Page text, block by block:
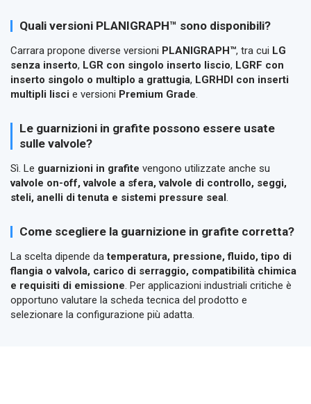
Quali versioni PLANIGRAPH™ sono disponibili?
Carrara propone diverse versioni PLANIGRAPH™, tra cui LG
senza inserto, LGR con singolo inserto liscio, LGRF con
inserto singolo o multiplo a grattugia, LGRHDI con inserti
multipli lisci e versioni Premium Grade.
Le guarnizioni in grafite possono essere usate
sulle valvole?
Sì. Le guarnizioni in grafite vengono utilizzate anche su
valvole on-off, valvole a sfera, valvole di controllo, seggi,
steli, anelli di tenuta e sistemi pressure seal .
Come scegliere la guarnizione in grafite corretta?
La scelta dipende datemperatura, pressione, fluido, tipo di
flangia o valvola, carico di serraggio, compatibilità chimica
e requisiti di emissione. Per applicazioni industriali critiche è
opportuno valutare la scheda tecnica del prodotto e
selezionare la configurazione più adatta.